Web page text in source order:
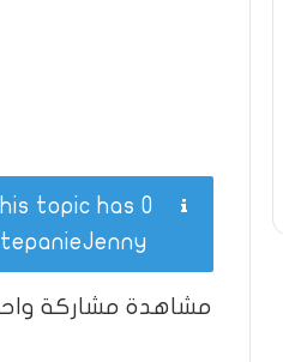
This topic has 0 ردود, مشارك واحد, and was last updated
مشاهدة مشاركة